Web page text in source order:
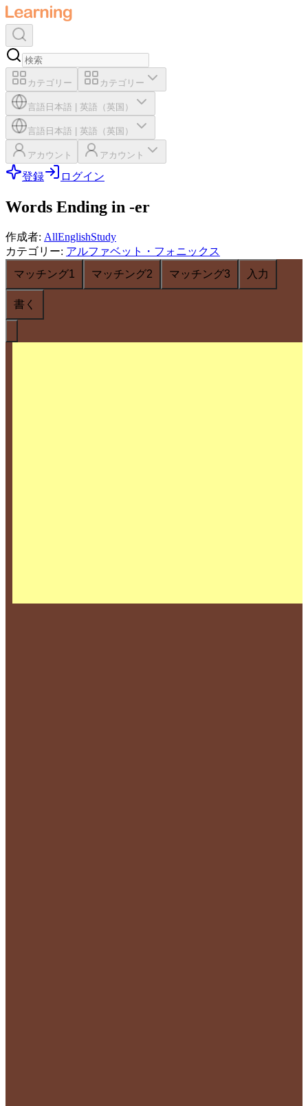
カテゴリー カテゴリー
言語 日本語 英語（英国）
言語 日本語 英語（英国）
アカウント アカウント
登録 ログイン
Words Ending in -er
作成者: AllEnglishStudy
カテゴリー: アルファベット・フォニックス
マッチング1
マッチング2 マッチング3 入力
書く